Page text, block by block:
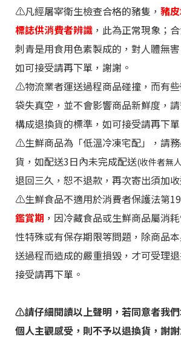
⚠️凡經屠宰衛生檢查合格的豬隻， 豬
標誌供消費者辨識 ，此為正常現象；
刺青是用食用色素製成的，對人體無
如可接受請再下單 ，謝謝。
⚠️物流業者運送過程商品碰撞，而有
袋失真空，並不會影響商品新鮮度，
構成退換貨的標準，如可接受請再下單
⚠️生鮮商品為「低溫冷凍宅配」，請
貨，如配送3日內未完成配送(收件者無
退回三久，恕不退款，再次寄出須加
⚠️生鮮食品不適用於消費者保護法第
鑑賞期 ，因冷藏食品或生鮮商品屬消
性特殊或有保存期限等問題，除商品
送過程而造成的嚴重損毀，才可受理
接受請再下單。
⚠️請仔細閱讀以上聲明，若同意者我
個人主觀感受，則不予以退換貨，謝謝